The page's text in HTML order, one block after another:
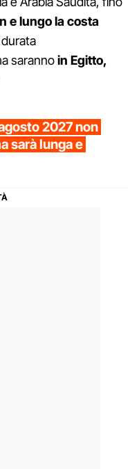
e lungo la costa
sarannoin Egitto,
2027 non
sarà lunga e